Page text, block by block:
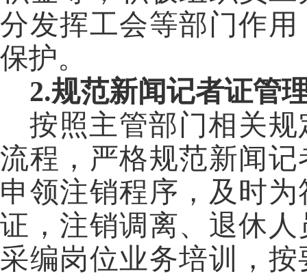
分发挥工会等部门作
保护。
2.规范新闻记者证管
按照主管部门相关
流程，严格规范新闻
申领注销程序，及时
证，注销调离、退休
采编岗位业务培训，